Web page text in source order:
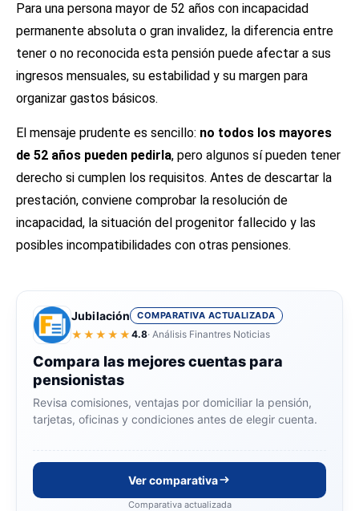
Para una persona mayor de 52 años con incapacidad
permanente absoluta o gran invalidez, la diferencia entre
tener o no reconocida esta pensión puede afectar a sus
ingresos mensuales, su estabilidad y su margen para
organizar gastos básicos.
El mensaje prudente es sencillo: no todos los mayores
de 52 años pueden pedirla, pero algunos sí pueden tener
derecho si cumplen los requisitos. Antes de descartar la
prestación, conviene comprobar la resolución de
incapacidad, la situación del progenitor fallecido y las
posibles incompatibilidades con otras pensiones.
Jubilación COMPARATIVA ACTUALIZADA
★★★★★ 4.8· Análisis Finantres Noticias
Compara las mejores cuentas para
pensionistas
Revisa comisiones, ventajas por domiciliar la pensión,
tarjetas, oficinas y condiciones antes de elegir cuenta.
Ver comparativa
Comparativa actualizada